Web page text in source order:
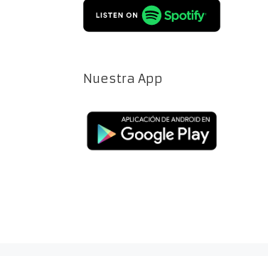
Nuestra App